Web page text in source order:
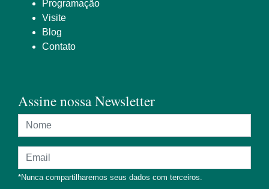
Programação
Visite
Blog
Contato
Assine nossa Newsletter
Nome
Endereço de e-mail
*Nunca compartilharemos seus dados com terceiros.